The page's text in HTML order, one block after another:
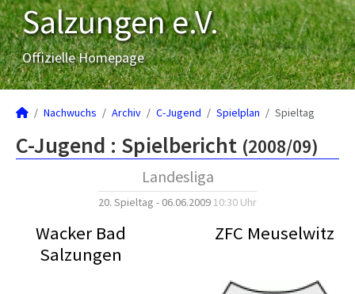
Salzungen e.V.
Offizielle Homepage
Nachwuchs Archiv C-Jugend Spielplan Spieltag
C-Jugend : Spielbericht (2008/09)
Landesliga
20. Spieltag - 06.06.2009 10:30 Uhr
Wacker Bad
Salzungen
ZFC Meuselwitz